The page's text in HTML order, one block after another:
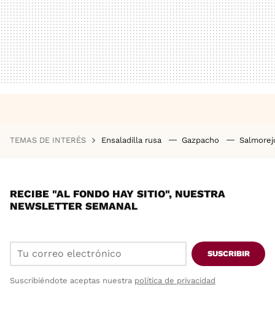
TEMAS DE INTERÉS Ensaladilla rusa Gazpacho
RECIBE "AL FONDO HAY SITIO", NUESTRA
NEWSLETTER SEMANAL
SUSCRIBIR
Suscribiéndote aceptas nuestra política de privacidad